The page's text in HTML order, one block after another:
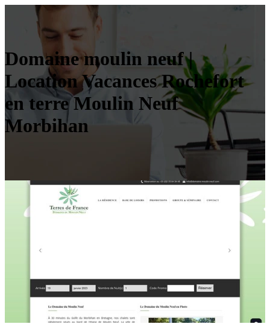
Domaine moulin neuf |
Location Vacances Rochefort
en terre Moulin Neuf
Morbihan